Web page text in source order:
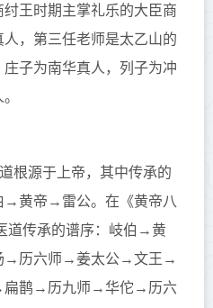
王时期主掌礼乐的大臣商
人，第三任老师是太乙山的
子为南华真人，列子为冲
根源于上帝，其中传承的
黄帝→雷公。在《黄帝八
道传承的谱序：岐伯→黄
→历六师→姜太公→文王→
鹊→历九师→华佗→历六